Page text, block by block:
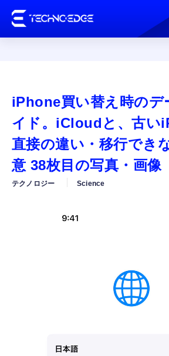
AI
ガジェット
FOLLOW US
iPhone買い替え時のデ
イド。iCloudと、古い
直接の違い・移行でき
意 38枚目の写真・画像
テクノロジー Science